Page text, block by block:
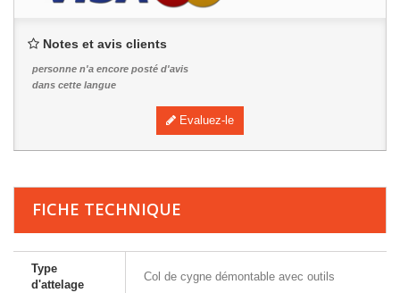
Notes et avis clients
personne n'a encore posté d'avis
dans cette langue
Evaluez-le
FICHE TECHNIQUE
Type
d'attelage
Col de cygne démontable avec outils